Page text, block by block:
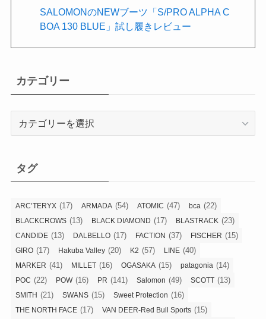
SALOMONのNEWブーツ「S/PRO ALPHA C
BOA 130 BLUE」試し履きレビュー
カテゴリー
ー
タグ
ARC’TERYX (17) ARMADA (54) ATOMIC (47) bca (22)
BLACKCROWS (13) BLACK DIAMOND (17) BLASTRACK (23)
CANDIDE (13) DALBELLO (17) FACTION (37) FISCHER (15)
GIRO (17) Hakuba Valley (20) K2 (57) LINE (40)
MARKER (41) MILLET (16) OGASAKA (15) patagonia (14)
POC (22) POW(16) PR (141) Salomon (49) SCOTT (13)
SMITH (21) SWANS (15) Sweet Protection (16)
THE NORTH FACE (17) VAN DEER-Red Bull Sports (15)